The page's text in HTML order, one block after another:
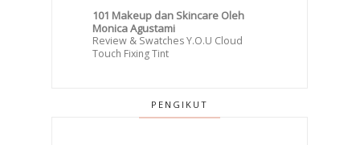
101 Makeup dan Skincare Oleh
Monica Agustami
Review & Swatches Y.O.U Cloud
Touch Fixing Tint
PENGIKUT